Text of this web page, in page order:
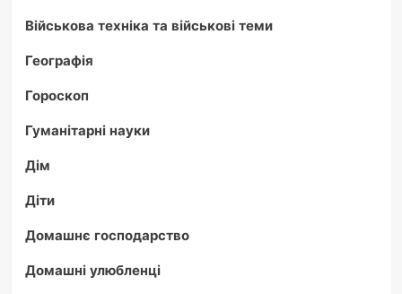
Військова техніка та військові теми
Географія
Гороскоп
Гуманітарні науки
Дім
Діти
Домашнє господарство
Домашні улюбленці